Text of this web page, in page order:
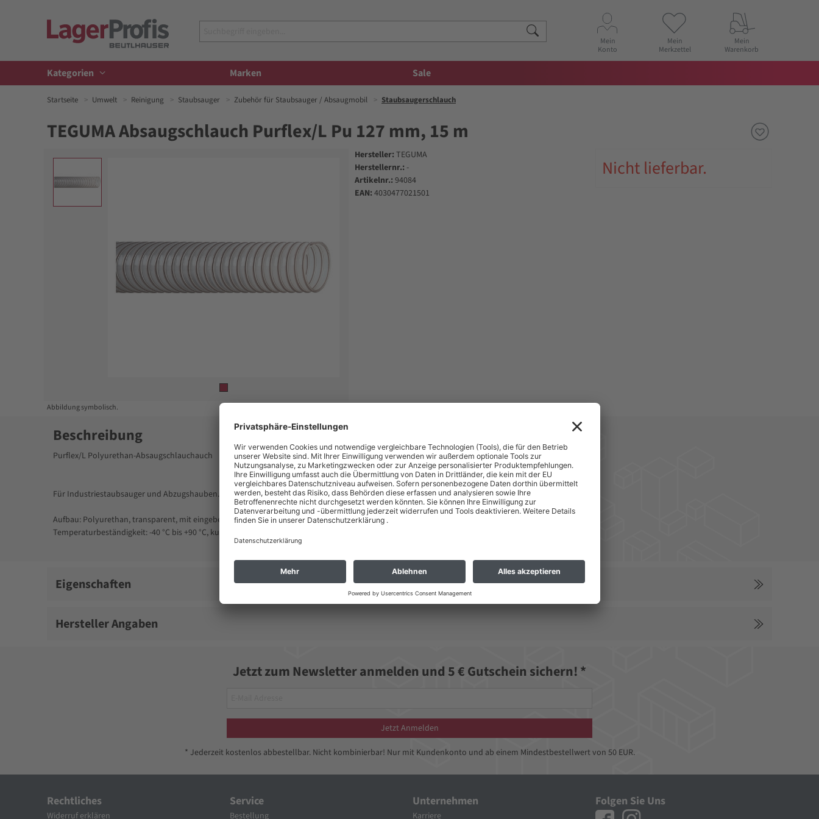
Mein
Konto
Mein
Merkzettel
Mein
Warenkorb
Kategorien Marken Sale
Startseite Umwelt Reinigung Staubsauger Zubehör für Staubsauger / Absaugmobil Staubsaugerschlauch
TEGUMA Absaugschlauch Purflex/L Pu 127 mm, 15 m
Abbildung symbolisch.
Hersteller: TEGUMA
Herstellernr.: -
Artikelnr.: 94084
EAN: 4030477021501
Nicht lieferbar.
Beschreibung
Purflex/L Polyurethan-Absaugschlauchauch
Für Industriestaubsauger und Abzugshauben. Hochflexibel. Öl- und benzinbeständig.Biegeradius = Innen-Ø.
Aufbau: Polyurethan, transparent, mit eingebetteter Stahldrahtspirale, innen glatt, außen gewellt
Temperaturbeständigkeit: -40 °C bis +90 °C, kurzzeitig bis 125 °C
Eigenschaften
Hersteller Angaben
Jetzt zum Newsletter anmelden und 5 € Gutschein sichern! *
Jetzt Anmelden
* Jederzeit kostenlos abbestellbar. Nicht kombinierbar! Nur mit Kundenkonto und ab einem Mindestbestellwert von 50 EUR.
Rechtliches
Widerruf erklären
Service
Bestellung
Unternehmen
Karriere
Folgen Sie Uns